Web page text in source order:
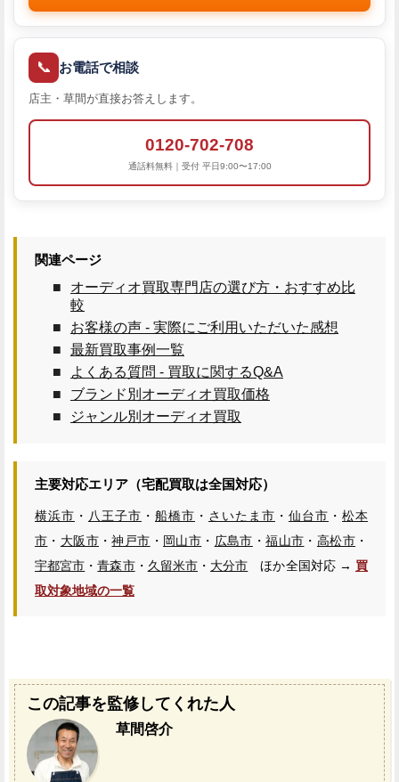
📞 お電話で相談
店主・草間が直接お答えします。
0120-702-708
通話料無料｜受付 平日9:00〜17:00
関連ページ
オーディオ買取専門店の選び方・おすすめ比
較
お客様の声 - 実際にご利用いただいた感想
最新買取事例一覧
よくある質問 - 買取に関するQ&A
ブランド別オーディオ買取価格
ジャンル別オーディオ買取
主要対応エリア（宅配買取は全国対応）
横浜市 ・ 八王子市 ・ 船橋市 ・ さいたま市 ・ 仙台市 ・ 松本
市 ・ 大阪市 ・神戸市 ・ 岡山市 ・ 広島市 ・福山市 ・ 高松市 ・
宇都宮市 ・青森市・ 久留米市 ・ 大分市 ほか全国対応 → 買
取対象地域の一覧
この記事を監修してくれた人
草間啓介